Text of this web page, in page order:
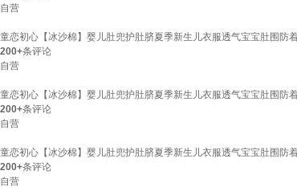
自营
童恋初心【冰沙棉】婴儿肚兜护肚脐夏季新生儿衣服透气宝宝肚围防
200+条评论
自营
童恋初心【冰沙棉】婴儿肚兜护肚脐夏季新生儿衣服透气宝宝肚围防
200+条评论
自营
童恋初心【冰沙棉】婴儿肚兜护肚脐夏季新生儿衣服透气宝宝肚围防
200+条评论
自营